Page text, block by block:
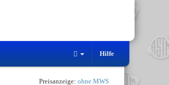
Hilfe
Preisanzeige: ohne MWS